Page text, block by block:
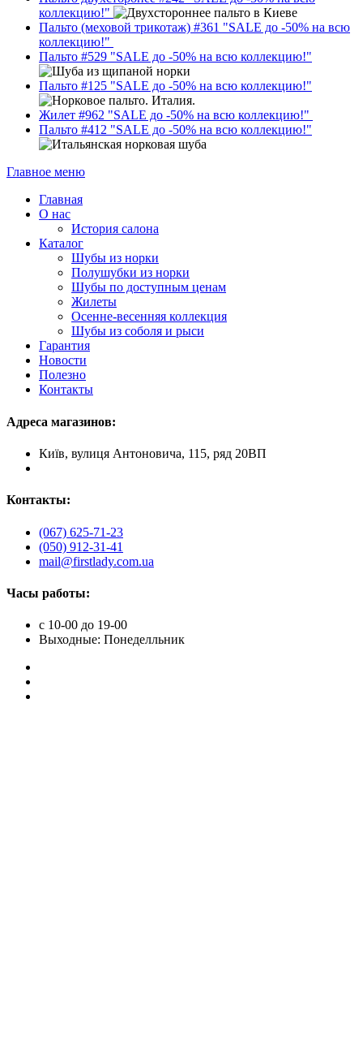
коллекцию!"
Пальто (меховой трикотаж) #361 "SALE до -50% на всю
коллекцию!"
Пальто #529 "SALE до -50% на всю коллекцию!"
Пальто #125 "SALE до -50% на всю коллекцию!"
Жилет #962 "SALE до -50% на всю коллекцию!"
Пальто #412 "SALE до -50% на всю коллекцию!"
Главное меню
Главная
О нас
История салона
Каталог
Шубы из норки
Полушубки из норки
Шубы по доступным ценам
Жилеты
Осенне-весенняя коллекция
Шубы из соболя и рыси
Гарантия
Новости
Полезно
Контакты
Адреса магазинов:
Київ, вулиця Антоновича, 115, ряд 20ВП
Контакты:
(067) 625-71-23
(050) 912-31-41
mail@firstlady.com.ua
Часы работы:
с 10-00 до 19-00
Выходные: Понеделльник